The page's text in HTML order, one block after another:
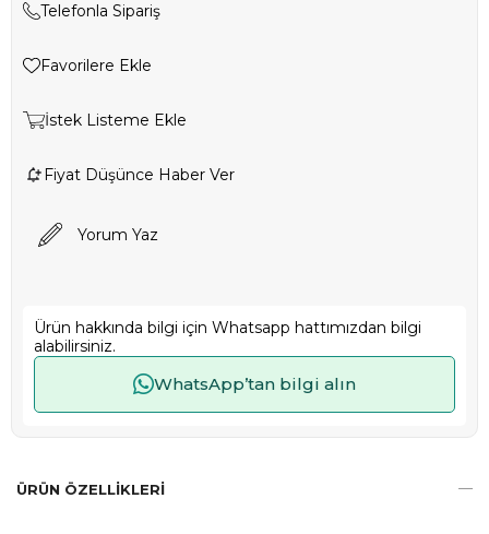
Telefonla Sipariş
Favorilere Ekle
İstek Listeme Ekle
Fiyat Düşünce Haber Ver
Yorum Yaz
Ürün hakkında bilgi için Whatsapp hattımızdan bilgi
alabilirsiniz.
WhatsApp’tan bilgi alın
ÜRÜN ÖZELLIKLERI